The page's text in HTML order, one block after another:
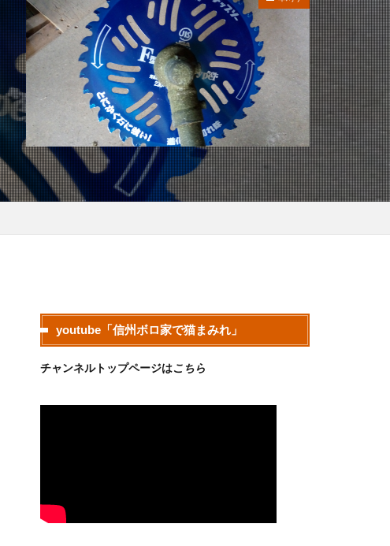
youtube「信州ボロ家で猫まみれ」
チャンネルトップページはこちら